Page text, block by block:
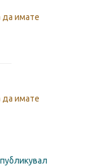
да имате
да имате
публикувал